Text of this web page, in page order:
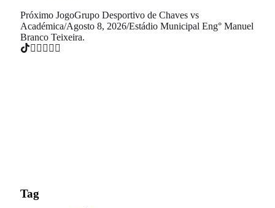
Próximo JogoGrupo Desportivo de Chaves vs
Académica/Agosto 8, 2026/Estádio Municipal Eng° Manuel
Branco Teixeira.
Tag